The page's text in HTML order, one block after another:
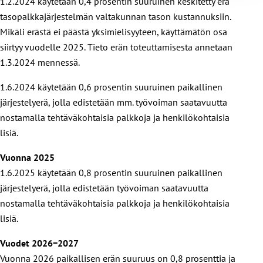
tasopalkkajärjestelmän valtakunnan tason kustannuksiin.
Mikäli erästä ei päästä yksimielisyyteen, käyttämätön osa
siirtyy vuodelle 2025. Tieto erän toteuttamisesta annetaan
1.3.2024 mennessä.
1.6.2024 käytetään 0,6 prosentin suuruinen paikallinen
järjestelyerä, jolla edistetään mm. työvoiman saatavuutta
nostamalla tehtäväkohtaisia palkkoja ja henkilökohtaisia
lisiä.
Vuonna 2025
1.6.2025 käytetään 0,8 prosentin suuruinen paikallinen
järjestelyerä, jolla edistetään työvoiman saatavuutta
nostamalla tehtäväkohtaisia palkkoja ja henkilökohtaisia
lisiä.
Vuodet 2026−2027
Vuonna 2026 paikallisen erän suuruus on 0,8 prosenttia ja